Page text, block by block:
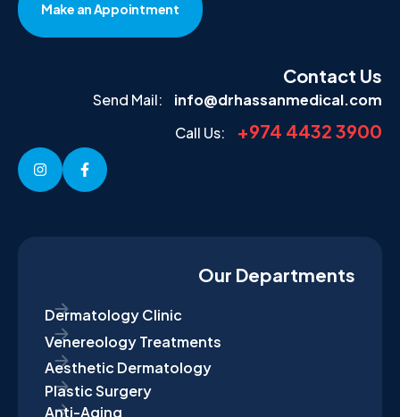
Make an Appointment
Contact Us
Send Mail:
info@drhassanmedical.com
Call Us:
+974 4432 3900
Our Departments
Dermatology Clinic
Venereology Treatments
Aesthetic Dermatology
Plastic Surgery
Anti-Aging